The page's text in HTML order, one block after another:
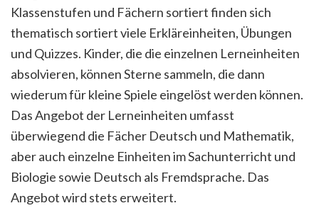
Klassenstufen und Fächern sortiert finden sich
thematisch sortiert viele Erkläreinheiten, Übungen
und Quizzes. Kinder, die die einzelnen Lerneinheiten
absolvieren, können Sterne sammeln, die dann
wiederum für kleine Spiele eingelöst werden können.
Das Angebot der Lerneinheiten umfasst
überwiegend die Fächer Deutsch und Mathematik,
aber auch einzelne Einheiten im Sachunterricht und
Biologie sowie Deutsch als Fremdsprache. Das
Angebot wird stets erweitert.